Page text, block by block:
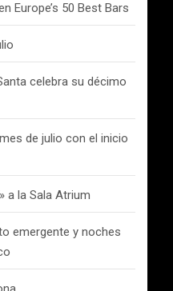
Europe’s 50 Best Bars
celebra su décimo
de julio con el inicio
a la Sala Atrium
emergente y noches